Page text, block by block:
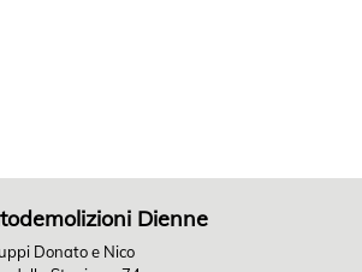
Dienne
Donato e Nico